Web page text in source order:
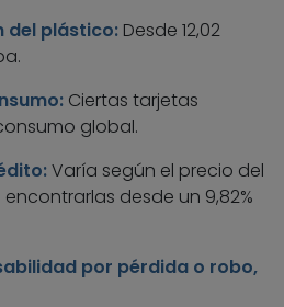
del plástico: Desde 12,02
Ciertas tarjetas
global.
Varía según el precio del
desde un 9,82%
por pérdida o robo,